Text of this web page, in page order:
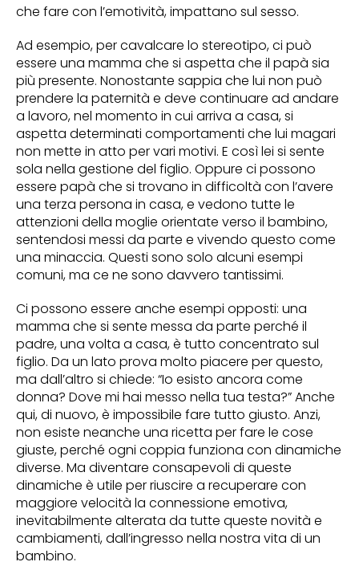
che fare con l’emotività, impattano sul sesso.
Ad esempio, per cavalcare lo stereotipo, ci può
essere una mamma che si aspetta che il papà sia
più presente. Nonostante sappia che lui non può
prendere la paternità e deve continuare ad andare
a lavoro, nel momento in cui arriva a casa, si
aspetta determinati comportamenti che lui magari
non mette in atto per vari motivi. E così lei si sente
sola nella gestione del figlio. Oppure ci possono
essere papà che si trovano in difficoltà con l’avere
una terza persona in casa, e vedono tutte le
attenzioni della moglie orientate verso il bambino,
sentendosi messi da parte e vivendo questo come
una minaccia. Questi sono solo alcuni esempi
comuni, ma ce ne sono davvero tantissimi.
Ci possono essere anche esempi opposti: una
mamma che si sente messa da parte perché il
padre, una volta a casa, è tutto concentrato sul
figlio. Da un lato prova molto piacere per questo,
ma dall’altro si chiede: “Io esisto ancora come
donna? Dove mi hai messo nella tua testa?” Anche
qui, di nuovo, è impossibile fare tutto giusto. Anzi,
non esiste neanche una ricetta per fare le cose
giuste, perché ogni coppia funziona con dinamiche
diverse. Ma diventare consapevoli di queste
dinamiche è utile per riuscire a recuperare con
maggiore velocità la connessione emotiva,
inevitabilmente alterata da tutte queste novità e
cambiamenti, dall’ingresso nella nostra vita di un
bambino.